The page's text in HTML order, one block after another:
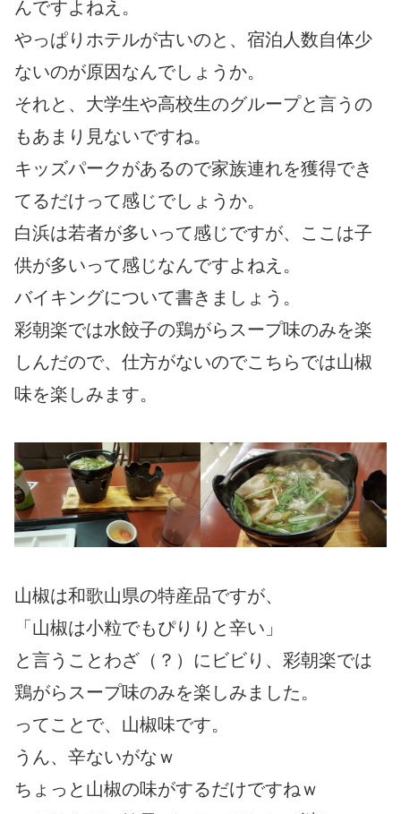
んですよねえ。
やっぱりホテルが古いのと、宿泊人数自体少
ないのが原因なんでしょうか。
それと、大学生や高校生のグループと言うの
もあまり見ないですね。
キッズパークがあるので家族連れを獲得でき
てるだけって感じでしょうか。
白浜は若者が多いって感じですが、ここは子
供が多いって感じなんですよねえ。
バイキングについて書きましょう。
彩朝楽では水餃子の鶏がらスープ味のみを楽
しんだので、仕方がないのでこちらでは山椒
味を楽しみます。
山椒は和歌山県の特産品ですが、
「山椒は小粒でもぴりりと辛い」
と言うことわざ（？）にビビり、彩朝楽では
鶏がらスープ味のみを楽しみました。
ってことで、山椒味です。
うん、辛ないがなｗ
ちょっと山椒の味がするだけですねｗ